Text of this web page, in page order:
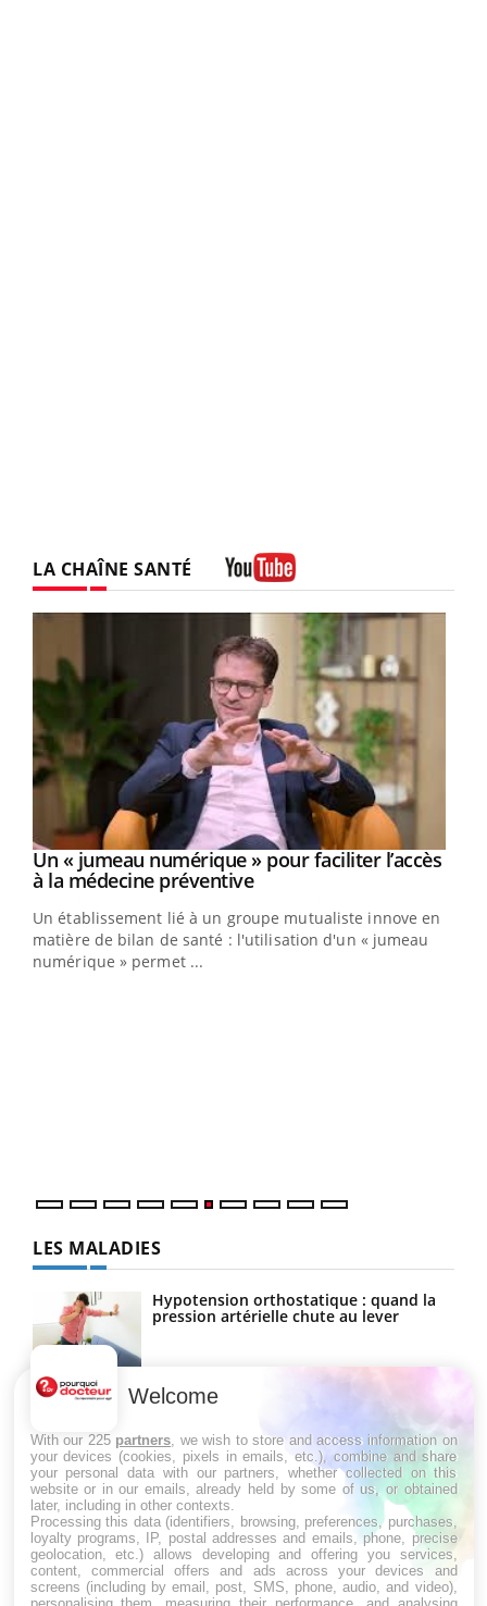
LA CHAÎNE SANTÉ
Youtube
Un « jumeau numérique » pour faciliter l’accès
à la médecine préventiveYoutube
Un établissement lié à un groupe mutualiste innove en
matière de bilan de santé : l'utilisation d'un « jumeau
numérique » permet ...
LES MALADIES
Hypotension orthostatique : quand la
pression artérielle chute au lever
Drépanocytose : une déformation des
globules rouges aux conséquences
Maladie de Charcot (Sclérose latérale
amyotrophique)
Welcome
With our 225 partners , we wish to store and access information on
your devices (cookies, pixels in emails, etc.), combine and share
your personal data with our partners, whether collected on this
website or in our emails, already held by some of us, or obtained
later, including in other contexts.
Processing this data (identifiers, browsing, preferences, purchases,
loyalty programs, IP, postal addresses and emails, phone, precise
geolocation, etc.) allows developing and offering you services,
content, commercial offers and ads across your devices and
screens (including by email, post, SMS, phone, audio, and video),
personalising them, measuring their performance, and analysing